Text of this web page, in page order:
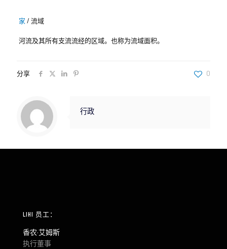
家 /流域
河流及其所有支流流经的区域。也称为流域面积。
分享 0
行政
LIHI 员工：
香农·艾姆斯
执行董事